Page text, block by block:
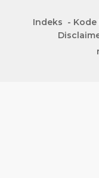
Indeks Kode